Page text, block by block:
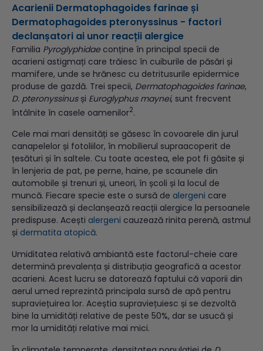
Acarienii Dermatophagoides farinae și
Dermatophagoides pteronyssinus - factori
declanșatori ai unor reacții alergice
Familia Pyroglyphidae conține în principal specii de
acarieni astigmați care trăiesc în cuiburile de păsări și
mamifere, unde se hrănesc cu detritusurile epidermice
produse de gazdă. Trei specii, Dermatophagoides farinae,
D. pteronyssinusși Euroglyphus maynei, sunt frecvent
întâlnite în casele oamenilor2.
Cele mai mari densități se găsesc în covoarele din jurul
canapelelor și fotoliilor, în mobilierul supraacoperit de
țesături și în saltele. Cu toate acestea, ele pot fi găsite și
în lenjeria de pat, pe perne, haine, pe scaunele din
automobile și trenuri și, uneori, în școli și la locul de
muncă. Fiecare specie este o sursă de alergeni care
sensibilizează și declanșează reacții alergice la persoanele
predispuse. Acești alergeni cauzează rinita perenă, astmul
și dermatita atopică.
Umiditatea relativă ambiantă este factorul-cheie care
determină prevalența și distribuția geografică a acestor
acarieni. Acest lucru se datorează faptului că vaporii din
aerul umed reprezintă principala sursă de apă pentru
supraviețuirea lor. Aceștia supraviețuiesc și se dezvoltă
bine la umidități relative de peste 50%, dar se usucă și
mor la umidități relative mai mici.